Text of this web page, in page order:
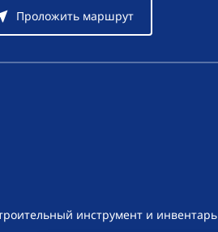
Проложить маршрут
инструмент и